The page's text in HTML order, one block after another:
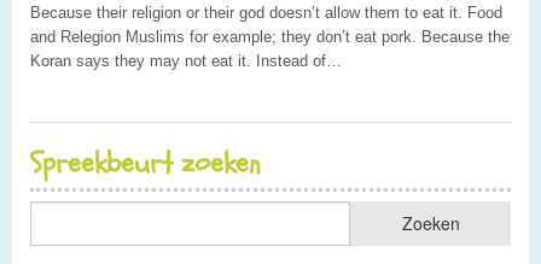
Because their religion or their god doesn’t allow them to eat it. Food
and Relegion Muslims for example; they don’t eat pork. Because the
Koran says they may not eat it. Instead of…
Spreekbeurt zoeken